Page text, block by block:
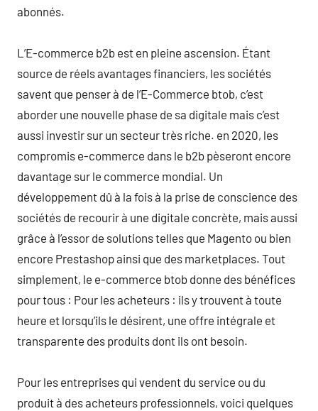
abonnés.
L’E-commerce b2b est en pleine ascension. Étant
source de réels avantages financiers, les sociétés
savent que penser à de l’E-Commerce btob, c’est
aborder une nouvelle phase de sa digitale mais c’est
aussi investir sur un secteur très riche. en 2020, les
compromis e-commerce dans le b2b pèseront encore
davantage sur le commerce mondial. Un
développement dû à la fois à la prise de conscience des
sociétés de recourir à une digitale concrète, mais aussi
grâce à l’essor de solutions telles que Magento ou bien
encore Prestashop ainsi que des marketplaces. Tout
simplement, le e-commerce btob donne des bénéfices
pour tous : Pour les acheteurs : ils y trouvent à toute
heure et lorsqu’ils le désirent, une offre intégrale et
transparente des produits dont ils ont besoin.
Pour les entreprises qui vendent du service ou du
produit à des acheteurs professionnels, voici quelques